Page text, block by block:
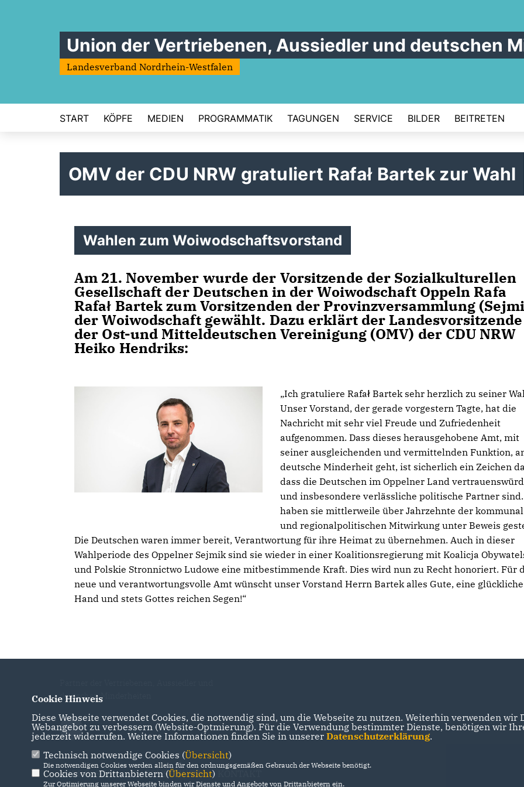
Union der Vertriebenen, Aussiedler und deutschen
Landesverband Nordrhein-Westfalen
START KÖPFE MEDIEN PROGRAMMATIK TAGUNGEN SERVICE BILDER BEITRETEN
OMV der CDU NRW gratuliert Rafał Bartek zur Wahl
Wahlen zum Woiwodschaftsvorstand
Am 21. November wurde der Vorsitzende der Sozialkulturellen
Gesellschaft der Deutschen in der Woiwodschaft Oppeln Rafa
Rafał Bartek zum Vorsitzenden der Provinzversammlung
der Woiwodschaft gewählt. Dazu erklärt der Landesvorsitzende
der Ost-und Mitteldeutschen Vereinigung (OMV) der CDU NRW
Heiko Hendriks:
Ich gratuliere Rafał Bartek sehr herzlich zu seiner
Unser Vorstand, der gerade vorgestern Tagte, hat die
Nachricht mit sehr viel Freude und Zufriedenheit
aufgenommen. Dass dieses herausgehobene Amt, mit
seiner ausgleichenden und vermittelnden Funktion,
deutsche Minderheit geht, ist sicherlich ein Zeichen
dass die Deutschen im Oppelner Land
und insbesondere verlässliche politische Partner sind.
haben sie mittlerweile über Jahrzehnte der
und regionalpolitischen Mitwirkung unter Beweis
Die Deutschen waren immer bereit, Verantwortung für ihre Heimat zu übernehmen. Auch in dieser
Wahlperiode des Oppelner Sejmik sind sie wieder in einer Koalitionsregierung mit Koalicja
und Polskie Stronnictwo Ludowe eine mitbestimmende Kraft. Dies wird nun zu Recht honoriert. Für
neue und verantwortungsvolle Amt wünscht unser Vorstand Herrn Bartek alles Gute, eine glückliche
Hand und stets Gottes reichen Segen!“
deutschen Minderheiten
IMPRESSUM DATENSCHUTZ
Cookie Hinweis
Diese Webseite verwendet Cookies, die notwendig sind, um die Webseite zu nutzen. Weiterhin verwenden
Webangebot zu verbessern (Website-Optmierung). Für die Verwendung bestimmter Dienste, benötigen wir
jederzeit widerrufen. Weitere Informationen finden Sie in unserer Datenschutzerklärung.
Technisch notwendige Cookies (Übersicht)
Die notwendigen Cookies werden allein für den ordnungsgemäßen Gebrauch der Webseite benötigt.
Cookies von Drittanbietern (Übersicht)
Zur Optimierung unserer Webseite binden wir Dienste und Angebote von Drittanbietern ein.